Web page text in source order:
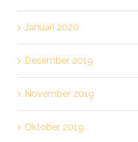
Januari 2020
Desember 2019
November 2019
Oktober 2019